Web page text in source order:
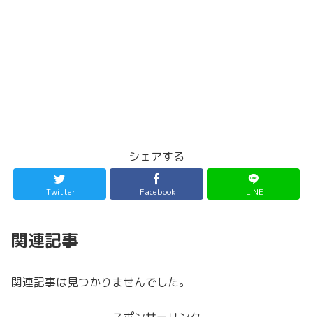
シェアする
Twitter Facebook LINE
関連記事
関連記事は見つかりませんでした。